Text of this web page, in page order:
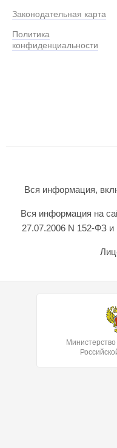
Законодательная карта
Политика
конфиденциальности
Вся информация,
Вся информация на
27.07.2006 N 152-ФЗ